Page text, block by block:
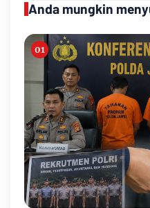
Anda mungkin